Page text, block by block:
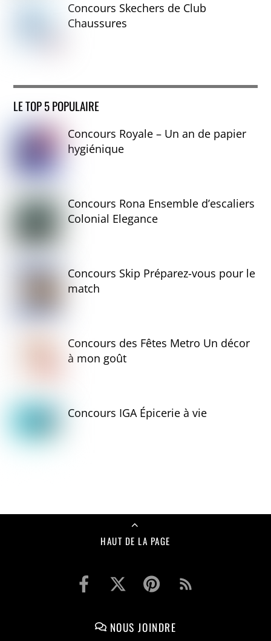
Concours Skechers de Club
Chaussures
LE TOP 5 POPULAIRE
Concours Royale – Un an de papier
hygiénique
Concours Rona Ensemble d’escaliers
Colonial Elegance
Concours Skip Préparez-vous pour le
match
Concours des Fêtes Metro Un décor
à mon goût
Concours IGA Épicerie à vie
HAUT DE LA PAGE
NOUS JOINDRE